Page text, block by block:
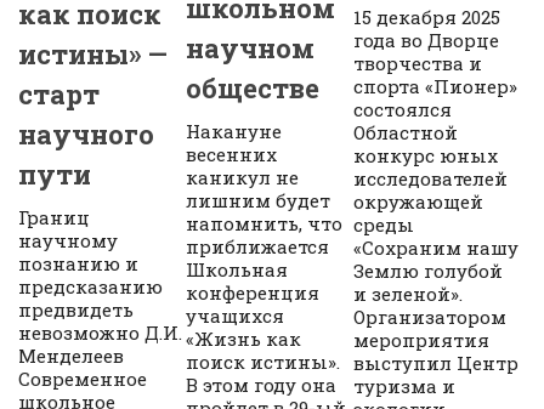
как поиск
истины» —
старт
научного
пути
Границ
научному
познанию и
предсказанию
предвидеть
невозможно Д.И.
Менделеев
Современное
школьное
школьном
научном
обществе
Накануне
весенних
каникул не
лишним будет
напомнить, что
приближается
Школьная
конференция
учащихся
«Жизнь как
поиск истины».
В этом году она
15 декабря 2025
года во Дворце
творчества и
спорта «Пионер»
состоялся
Областной
конкурс юных
исследователей
окружающей
среды
«Сохраним нашу
Землю голубой
и зеленой».
Организатором
мероприятия
выступил Центр
туризма и